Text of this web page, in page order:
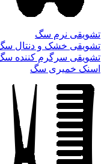
تشویقی نرم سگ
تشویقی خشک و دنتال
تشویقی سرگرم کننده
اسنک خمیری سگ